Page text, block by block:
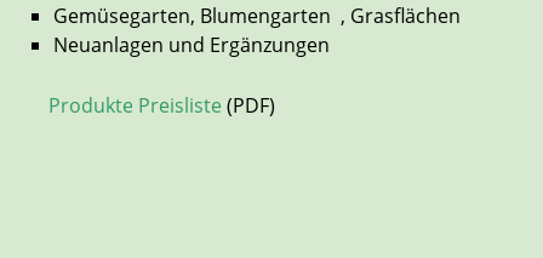
Gemüsegarten, Blumengarten , Grasflächen
Neuanlagen und Ergänzungen
Produkte Preisliste (PDF)